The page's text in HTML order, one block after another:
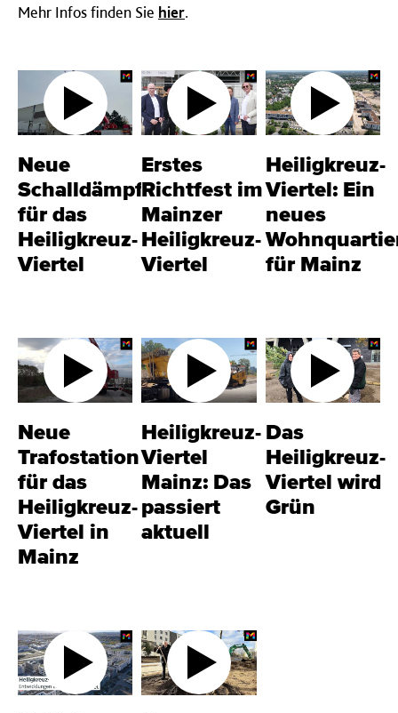
Mehr Infos finden Sie hier.
Neue
Schalldämpfer
für das
Heiligkreuz-
Viertel
Erstes
Richtfest im
Mainzer
Heiligkreuz-
Viertel
Heiligkreuz-
Viertel: Ein
neues
für Mainz
Neue
Trafostation
für das
Heiligkreuz-
Viertel in
Mainz
Heiligkreuz-
Viertel
Mainz: Das
passiert
aktuell
Das
Heiligkreuz-
Viertel wird
Grün